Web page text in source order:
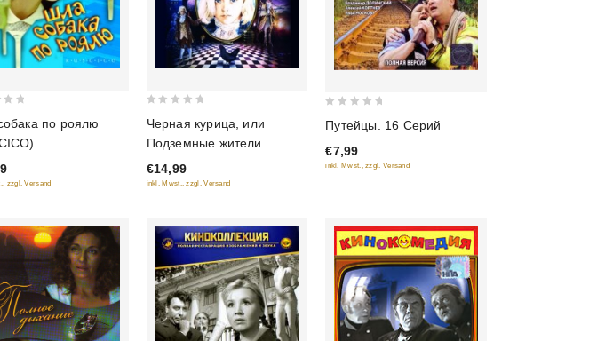
по роялю
zzgl. Versand
out
of
5
Черная курица, или
Подземные жители
(RUSCICO)
€14,99
inkl. Mwst., zzgl. Versand
out
of
5
Путейцы. 16 Серий
€7,99
inkl. Mwst., zzgl. Versand